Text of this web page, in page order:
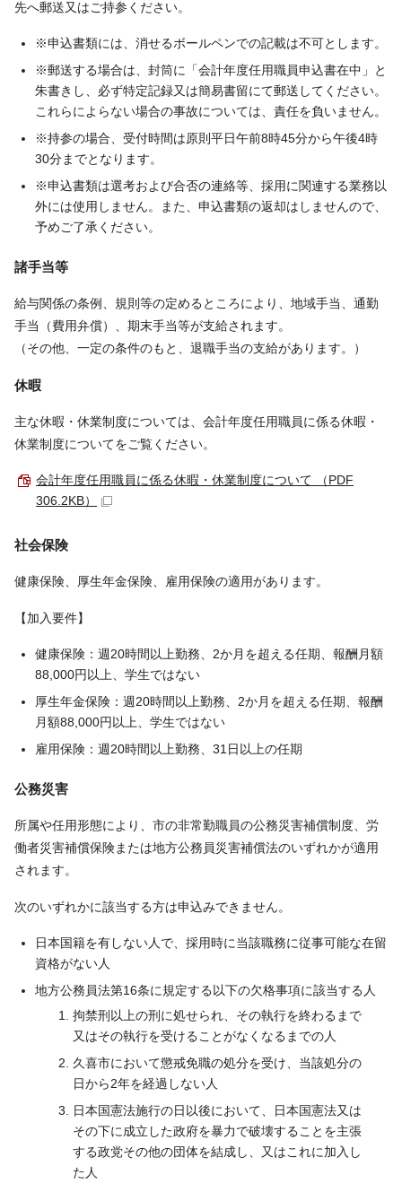
先へ郵送又はご持参ください。
※申込書類には、消せるボールペンでの記載は不可とします。
※郵送する場合は、封筒に「会計年度任用職員申込書在中」と
朱書きし、必ず特定記録又は簡易書留にて郵送してください。
これらによらない場合の事故については、責任を負いません。
※持参の場合、受付時間は原則平日午前8時45分から午後4時
30分までとなります。
※申込書類は選考および合否の連絡等、採用に関連する業務以
外には使用しません。また、申込書類の返却はしませんので、
予めご了承ください。
諸手当等
給与関係の条例、規則等の定めるところにより、地域手当、通勤
手当（費用弁償）、期末手当等が支給されます。
（その他、一定の条件のもと、退職手当の支給があります。）
休暇
主な休暇・休業制度については、会計年度任用職員に係る休暇・
休業制度についてをご覧ください。
会計年度任用職員に係る休暇・休業制度について （PDF
306.2KB）
社会保険
健康保険、厚生年金保険、雇用保険の適用があります。
【加入要件】
健康保険：週20時間以上勤務、2か月を超える任期、報酬月額
88,000円以上、学生ではない
厚生年金保険：週20時間以上勤務、2か月を超える任期、報酬
月額88,000円以上、学生ではない
雇用保険：週20時間以上勤務、31日以上の任期
公務災害
所属や任用形態により、市の非常勤職員の公務災害補償制度、労
働者災害補償保険または地方公務員災害補償法のいずれかが適用
されます。
次のいずれかに該当する方は申込みできません。
日本国籍を有しない人で、採用時に当該職務に従事可能な在留
資格がない人
地方公務員法第16条に規定する以下の欠格事項に該当する人
拘禁刑以上の刑に処せられ、その執行を終わるまで
又はその執行を受けることがなくなるまでの人
久喜市において懲戒免職の処分を受け、当該処分の
日から2年を経過しない人
日本国憲法施行の日以後において、日本国憲法又は
その下に成立した政府を暴力で破壊することを主張
する政党その他の団体を結成し、又はこれに加入し
た人